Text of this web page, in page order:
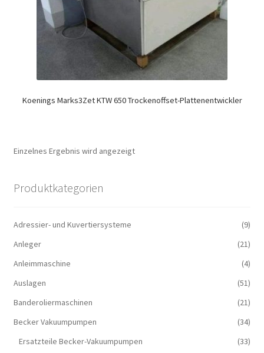
Koenings Marks3Zet KTW 650 Trockenoffset-Plattenentwickler
Einzelnes Ergebnis wird angezeigt
Produktkategorien
Adressier- und Kuvertiersysteme
(9)
Anleger
(21)
Anleimmaschine
(4)
Auslagen
(51)
Banderoliermaschinen
(21)
Becker Vakuumpumpen
(34)
Ersatzteile Becker-Vakuumpumpen
(33)